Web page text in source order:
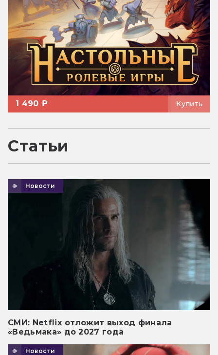
1 490 ₽ Купить
Статьи
Новости
СМИ: Netflix отложит выход финала
«Ведьмака» до 2027 года
Новости